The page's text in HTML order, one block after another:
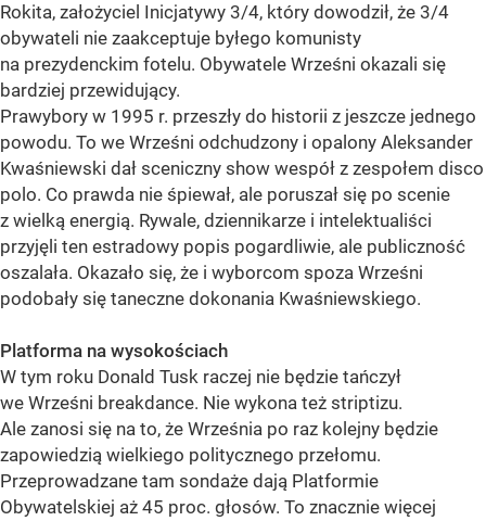
Rokita, założyciel Inicjatywy 3/4, który dowodził, że 3/4
obywateli nie zaakceptuje byłego komunisty
na prezydenckim fotelu. Obywatele Wrześni okazali się
bardziej przewidujący.
Prawybory w 1995 r. przeszły do historii z jeszcze jednego
powodu. To we Wrześni odchudzony i opalony Aleksander
Kwaśniewski dał sceniczny show wespół z zespołem disco
polo. Co prawda nie śpiewał, ale poruszał się po scenie
z wielką energią. Rywale, dziennikarze i intelektualiści
przyjęli ten estradowy popis pogardliwie, ale publiczność
oszalała. Okazało się, że i wyborcom spoza Wrześni
podobały się taneczne dokonania Kwaśniewskiego.
Platforma na wysokościach
W tym roku Donald Tusk raczej nie będzie tańczył
we Wrześni breakdance. Nie wykona też striptizu.
Ale zanosi się na to, że Września po raz kolejny będzie
zapowiedzią wielkiego politycznego przełomu.
Przeprowadzane tam sondaże dają Platformie
Obywatelskiej aż 45 proc. głosów. To znacznie więcej